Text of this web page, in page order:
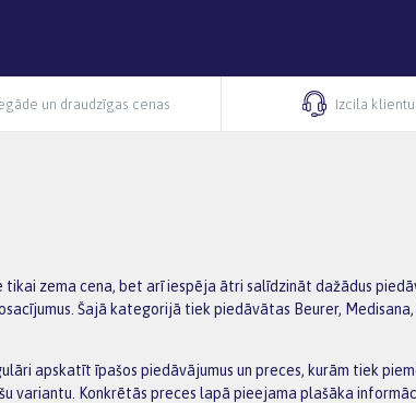
un draudzīgas cenas Izcila
zema cena, bet arī iespēja ātri salīdzināt dažādus
Šajā kategorijā tiek piedāvātas Beurer,
apskatīt īpašos piedāvājumus un preces, kurām tiek
Konkrētās preces lapā pieejama plašāka